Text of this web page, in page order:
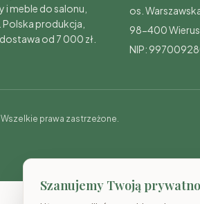
meble do salonu,
produkcja,
od 7 000 zł.
os.
98-400
NIP:
prawa zastrzeżone.
Szanujemy Twoją